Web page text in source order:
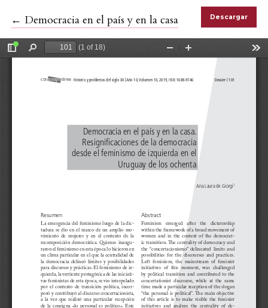
← Volver a los detalles del artículo
Democracia en el país y en la casa Descargar